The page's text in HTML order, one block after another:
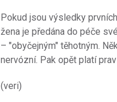
Pokud jsou výsledky
žena je předána do péče
– "obyčejným" těhotným.
nervózní. Pak opět platí
(veri)